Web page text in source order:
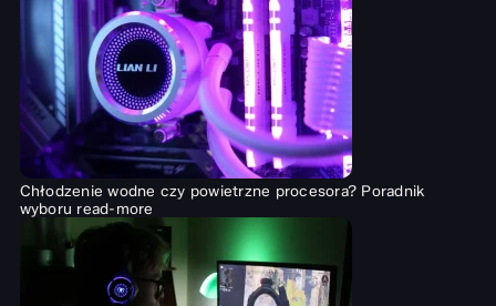
Chłodzenie wodne czy powietrzne procesora? Poradnik
wyboru read-more